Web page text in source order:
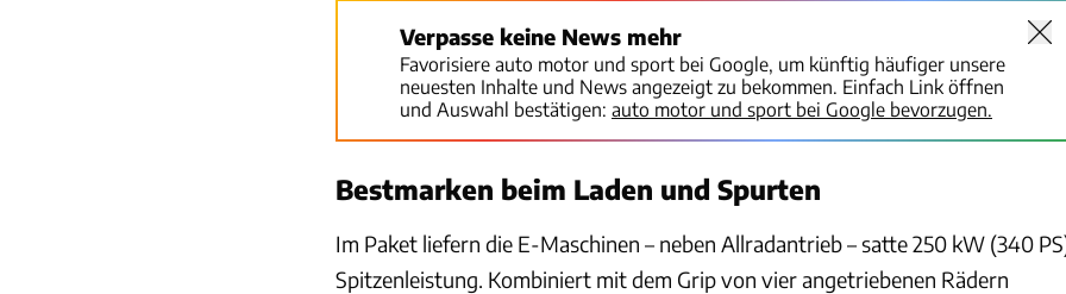
Verpasse keine News mehr
Favorisiere auto motor und sport bei Google, um künftig häufiger unsere
neuesten Inhalte und News angezeigt zu bekommen. Einfach Link öffnen
und Auswahl bestätigen: auto motor und sport bei Google bevorzugen.
Bestmarken beim Laden und Spurten
Im Paket liefern die E-Maschinen – neben Allradantrieb – satte 250 kW (340
Spitzenleistung. Kombiniert mit dem Grip von vier angetriebenen Rädern